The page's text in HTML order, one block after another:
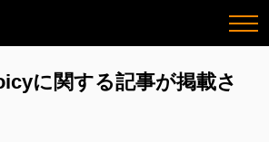
に関する記事が掲載さ